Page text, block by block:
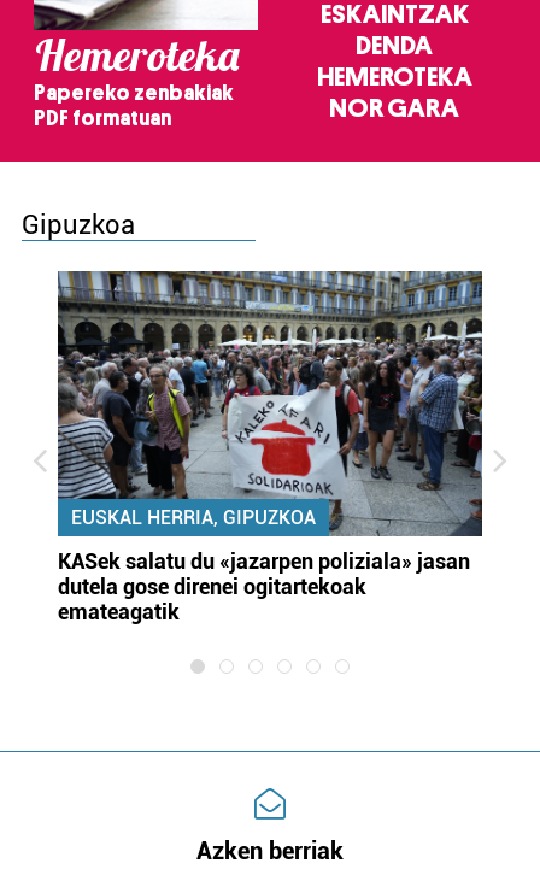
Hemeroteka
Papereko zenbakiak
PDF formatuan
ESKAINTZAK
DENDA
HEMEROTEKA
NOR GARA
Gipuzkoa
EUSKAL HERRIA, GIPUZKOA
KASek salatu du «jazarpen poliziala» jasan
dutela gose direnei ogitartekoak
emateagatik
Azken berriak